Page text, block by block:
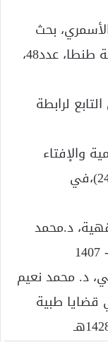
بحث
منشور في مجلة: روح القوانين، جامعة طنطا، عدد48،
لرابطة
والإفتاء
بالمملكة العربية السعودية، رقم (2484)،في
د.محمد
د. محمد نعيم
طبية